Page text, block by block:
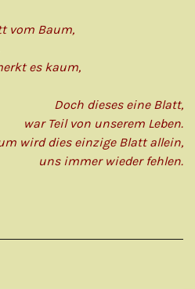
vom Baum,
es kaum,
Doch dieses eine Blatt,
war Teil von unserem Leben.
wird dies einzige Blatt allein,
uns immer wieder fehlen.